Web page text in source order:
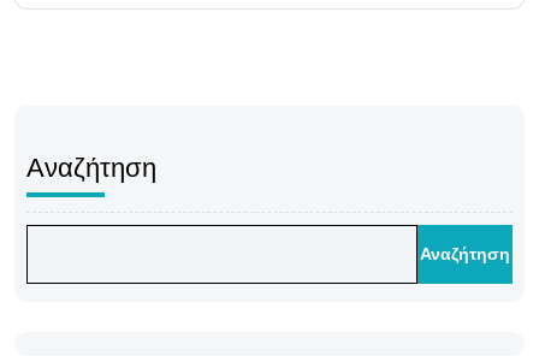
Αναζήτηση
Αναζήτηση